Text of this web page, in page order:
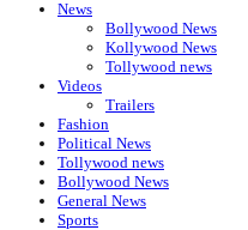
News
Bollywood News
Kollywood News
Tollywood news
Videos
Trailers
Fashion
Political News
Tollywood news
Bollywood News
General News
Sports